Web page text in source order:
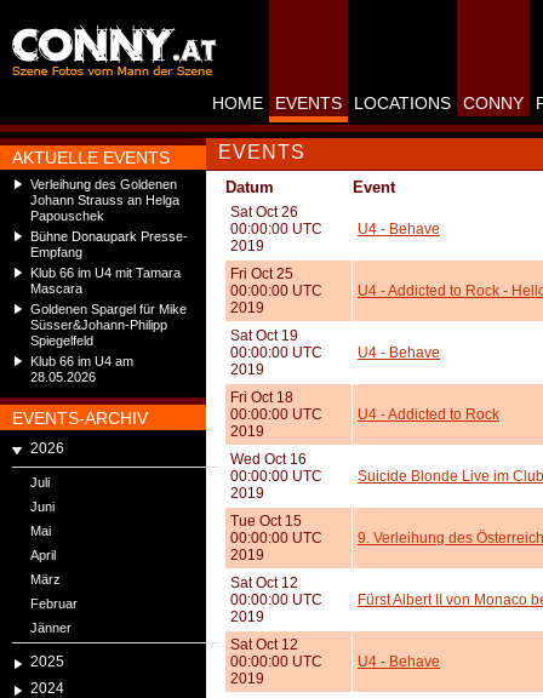
AKTUELLE EVENTS
Verleihung des Goldenen
Johann Strauss an Helga
Papouschek
Bühne Donaupark Presse-
Empfang
Klub 66 im U4 mit Tamara
Mascara
Goldenen Spargel für Mike
Süsser&Johann-Philipp
Spiegelfeld
Klub 66 im U4 am
28.05.2026
EVENTS-ARCHIV
2026
Juli
Juni
Mai
April
März
Februar
Jänner
2025
2024
HOME EVENTS LOCATIONS CONNY
EVENTS
Datum Event
Sat Oct 26
00:00:00 UTC
2019
U4 - Behave
Fri Oct 25
00:00:00 UTC
2019
U4 - Addicted to Rock -
Sat Oct 19
00:00:00 UTC
2019
U4 - Behave
Fri Oct 18
00:00:00 UTC
2019
U4 - Addicted to Rock
Wed Oct 16
00:00:00 UTC
2019
Suicide Blonde Live im
Tue Oct 15
00:00:00 UTC
2019
9. Verleihung des
Sat Oct 12
00:00:00 UTC
2019
Fürst Albert II von Monaco
Sat Oct 12
00:00:00 UTC
2019
U4 - Behave